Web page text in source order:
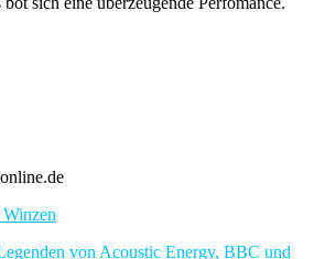
von Acoustic Energy, BBC und